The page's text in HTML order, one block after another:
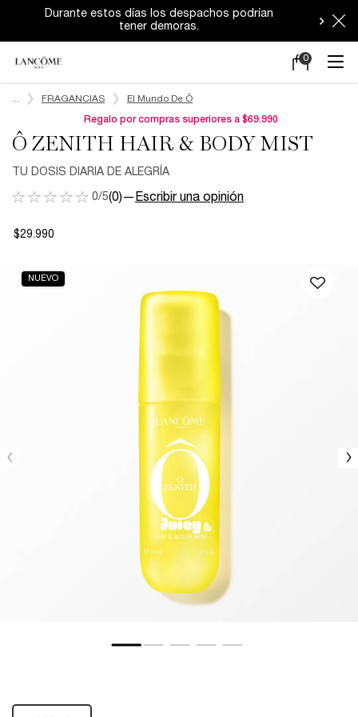
Durante estos días los despachos podrían
tener demoras.
Mi
0
0 producto
FRAGANCIAS El Mundo De Ô
Regalo por compras superiores a $69.990
Ô ZENITH HAIR & BODY MIST
TU DOSIS DIARIA DE ALEGRÍA​
0/5(0)— Escribir una opinión
$29.990
NUEVO